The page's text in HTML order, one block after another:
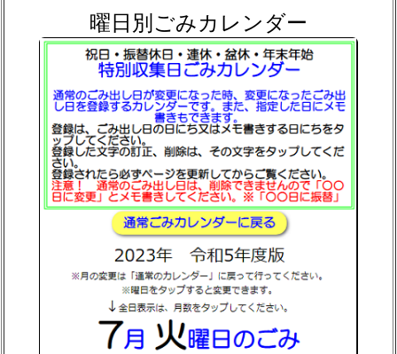
曜日別ごみカレンダー